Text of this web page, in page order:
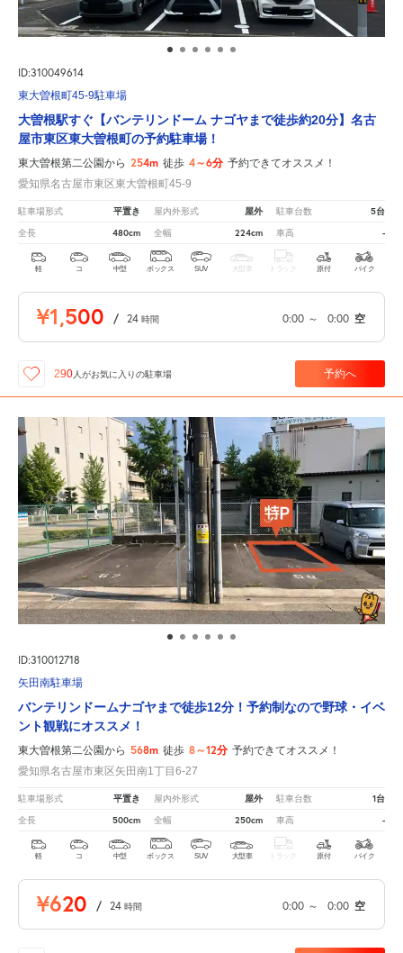
ID:310049614
東大曽根町45-9駐車場
大曽根駅すぐ【バンテリンドーム ナゴヤまで徒歩約20分】名古
屋市東区東大曽根町の予約駐車場！
東大曽根第二公園から 254m 徒歩 4～6分 予約できてオススメ！
愛知県名古屋市東区東大曽根町45-9
駐車場形式 平置き 屋内外形式 屋外 駐車台数 5台
全長 480cm 全幅 224cm 車高 -
軽 コ 中型 ボックス SUV 大型車 トラック 原付 バイク
¥1,500 / 24 時間 0:00 ～ 0:00 空
290人がお気に入りの駐車場 予約へ
ID:310012718
矢田南駐車場
バンテリンドームナゴヤまで徒歩12分！予約制なので野球・イベ
ント観戦にオススメ！
東大曽根第二公園から 568m 徒歩 8～12分 予約できてオススメ！
愛知県名古屋市東区矢田南1丁目6-27
駐車場形式 平置き 屋内外形式 屋外 駐車台数 1台
全長 500cm 全幅 250cm 車高 -
軽 コ 中型 ボックス SUV 大型車 トラック 原付 バイク
¥620 / 24 時間 0:00 ～ 0:00 空